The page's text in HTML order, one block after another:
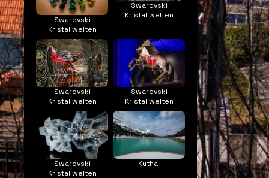
Swarovski
Kristallwelten
Swarovski
Kristallwelten
Swarovski
Kristallwelten
Swarovski
Kristallwelten
Swarovski
Kristallwelten
Kuthai